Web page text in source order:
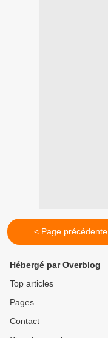
< Page précédente
Hébergé par Overblog
Top articles
Pages
Contact